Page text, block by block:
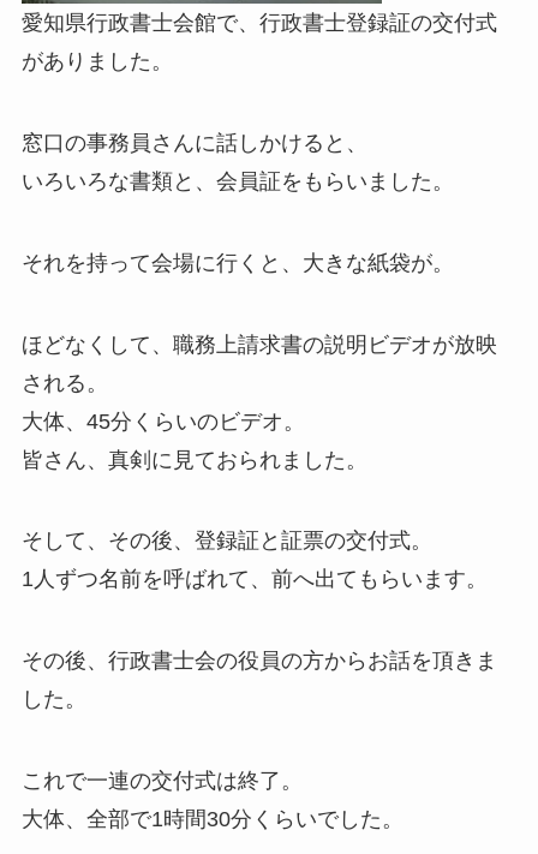
愛知県行政書士会館で、行政書士登録証の交付式
がありました。
窓口の事務員さんに話しかけると、
いろいろな書類と、会員証をもらいました。
それを持って会場に行くと、大きな紙袋が。
ほどなくして、職務上請求書の説明ビデオが放映
される。
大体、45分くらいのビデオ。
皆さん、真剣に見ておられました。
そして、その後、登録証と証票の交付式。
1人ずつ名前を呼ばれて、前へ出てもらいます。
その後、行政書士会の役員の方からお話を頂きま
した。
これで一連の交付式は終了。
大体、全部で1時間30分くらいでした。